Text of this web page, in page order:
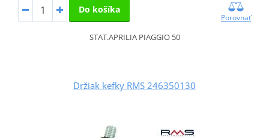
Do košíka
Porovnať
STAT.APRILIA PIAGGIO 50
Držiak kefky RMS 246350130